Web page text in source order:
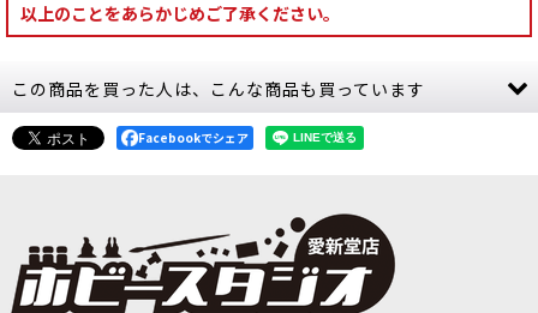
以上のことをあらかじめご了承ください。
この商品を買った人は、こんな商品も買っています
Facebookでシェア